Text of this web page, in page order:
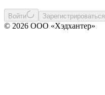
Войти Зарегистрироваться
© 2026 ООО «Хэдхантер»